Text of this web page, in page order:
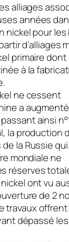
alliages
années
nickel pour
d’alliages
primaire
à la
ne cessent
a
ainsi
la production
la Russie qui
mondiale ne
réserves
ont vu
de 2
travaux
dépassé